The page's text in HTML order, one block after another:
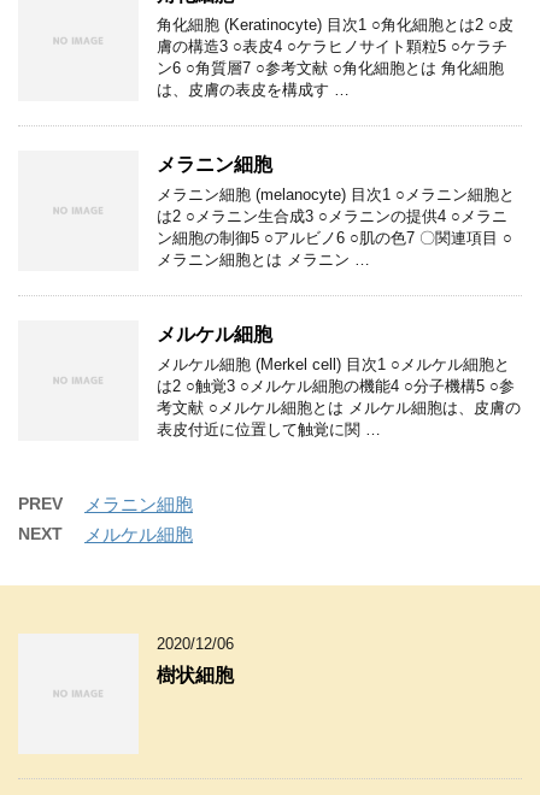
角化細胞 (Keratinocyte) 目次1 ○角化細胞とは2 ○皮
膚の構造3 ○表皮4 ○ケラヒノサイト顆粒5 ○ケラチ
ン6 ○角質層7 ○参考文献 ○角化細胞とは 角化細胞
は、皮膚の表皮を構成す …
メラニン細胞
メラニン細胞 (melanocyte) 目次1 ○メラニン細胞と
は2 ○メラニン生合成3 ○メラニンの提供4 ○メラニ
ン細胞の制御5 ○アルビノ6 ○肌の色7 〇関連項目 ○
メラニン細胞とは メラニン …
メルケル細胞
メルケル細胞 (Merkel cell) 目次1 ○メルケル細胞と
は2 ○触覚3 ○メルケル細胞の機能4 ○分子機構5 ○参
考文献 ○メルケル細胞とは メルケル細胞は、皮膚の
表皮付近に位置して触覚に関 …
PREV メラニン細胞
NEXT メルケル細胞
2020/12/06
樹状細胞